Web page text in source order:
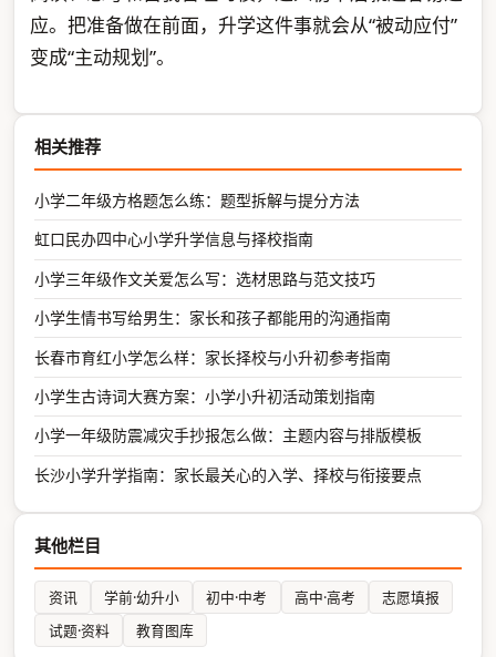
应。把准备做在前面，升学这件事就会从“被动应付”
变成“主动规划”。
相关推荐
小学二年级方格题怎么练：题型拆解与提分方法
虹口民办四中心小学升学信息与择校指南
小学三年级作文关爱怎么写：选材思路与范文技巧
小学生情书写给男生：家长和孩子都能用的沟通指南
长春市育红小学怎么样：家长择校与小升初参考指南
小学生古诗词大赛方案：小学小升初活动策划指南
小学一年级防震减灾手抄报怎么做：主题内容与排版模板
长沙小学升学指南：家长最关心的入学、择校与衔接要点
其他栏目
资讯 学前·幼升小 初中·中考 高中·高考
志愿填报
试题·资料
教育图库